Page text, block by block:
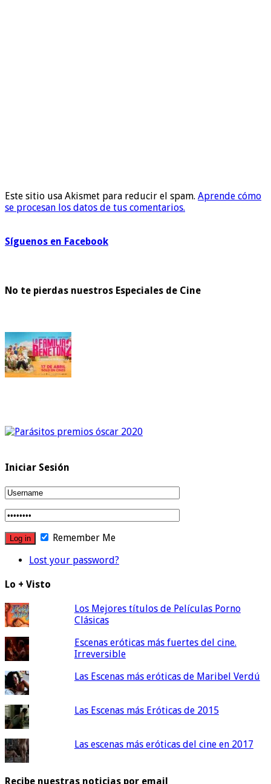
Este sitio usa Akismet para reducir el spam. Aprende cómo
se procesan los datos de tus comentarios.
Síguenos en Facebook
No te pierdas nuestros Especiales de Cine
Iniciar Sesión
Remember Me
Lost your password?
Lo + Visto
Los Mejores títulos de Películas Porno
Clásicas
Escenas eróticas más fuertes del cine.
Irreversible
Las Escenas más eróticas de Maribel Verdú
Las Escenas más Eróticas de 2015
Las escenas más eróticas del cine en 2017
Recibe nuestras noticias por email